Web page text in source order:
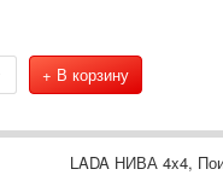
+ В корзину
LADA НИВА 4x4,